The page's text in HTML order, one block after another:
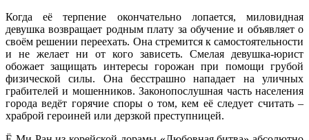
Когда её терпение окончательно лопается, миловидная
девушка возвращает родным плату за обучение и объявляет о
своём решении переехать. Она стремится к самостоятельности
и не желает ни от кого зависеть. Смелая девушка-юрист
обожает защищать интересы горожан при помощи грубой
физической силы. Она бесстрашно нападает на уличных
грабителей и мошенников. Законопослушная часть населения
города ведёт горячие споры о том, кем её следует считать –
храброй героиней или дерзкой преступницей.